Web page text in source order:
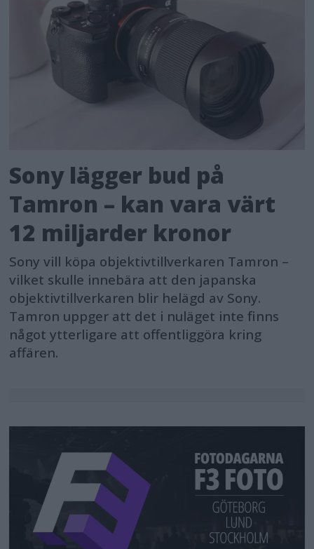
Sony lägger bud på
Tamron – kan vara värt
12 miljarder kronor
Sony vill köpa objektivtillverkaren Tamron –
vilket skulle innebära att den japanska
objektivtillverkaren blir helägd av Sony.
Tamron uppger att det i nuläget inte finns
något ytterligare att offentliggöra kring
affären.